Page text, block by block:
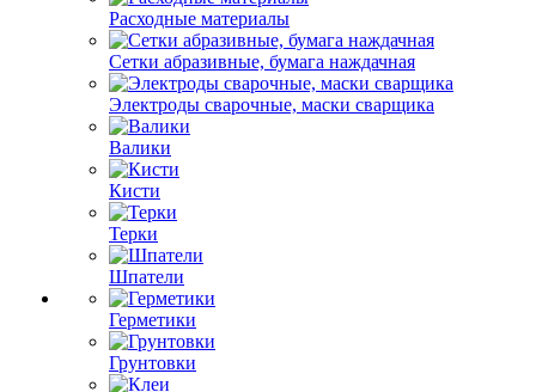
Расходные материалы
Сетки абразивные, бумага наждачная
Электроды сварочные, маски сварщика
Валики
Кисти
Терки
Шпатели
Герметики
Грунтовки